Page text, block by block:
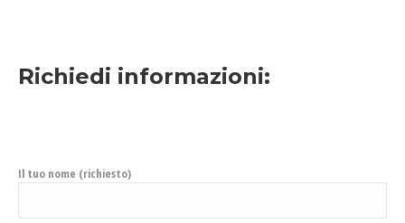
Richiedi informazioni:
Il tuo nome (richiesto)